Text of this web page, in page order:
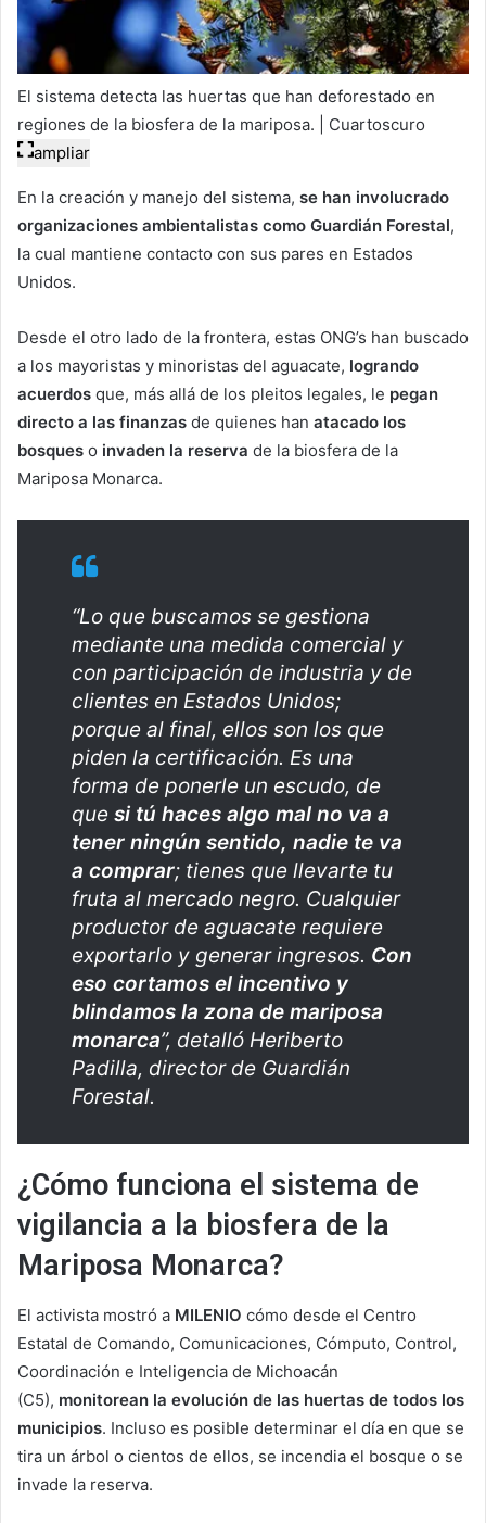
El sistema detecta las huertas que han deforestado en
regiones de la biosfera de la mariposa. | Cuartoscuro
ampliar
En la creación y manejo del sistema, se han involucrado
organizaciones ambientalistas como Guardián Forestal,
la cual mantiene contacto con sus pares en Estados
Unidos.
Desde el otro lado de la frontera, estas ONG’s han buscado
a los mayoristas y minoristas del aguacate, logrando
acuerdos que, más allá de los pleitos legales, le pegan
directo a las finanzas de quienes han atacado los
bosques o invaden la reserva de la biosfera de la
Mariposa Monarca.
“Lo que buscamos se gestiona
mediante una medida comercial y
con participación de industria y de
clientes en Estados Unidos;
porque al final, ellos son los que
piden la certificación. Es una
forma de ponerle un escudo, de
que si tú haces algo mal no va a
tener ningún sentido, nadie te va
a comprar; tienes que llevarte tu
fruta al mercado negro. Cualquier
productor de aguacate requiere
exportarlo y generar ingresos. Con
eso cortamos el incentivo y
blindamos la zona de mariposa
monarca”, detalló Heriberto
Padilla, director de Guardián
Forestal.
¿Cómo funciona el sistema de
vigilancia a la biosfera de la
Mariposa Monarca?
El activista mostró a MILENIO cómo desde el Centro
Estatal de Comando, Comunicaciones, Cómputo, Control,
Coordinación e Inteligencia de Michoacán
(C5), monitorean la evolución de las huertas de todos los
municipios. Incluso es posible determinar el día en que se
tira un árbol o cientos de ellos, se incendia el bosque o se
invade la reserva.